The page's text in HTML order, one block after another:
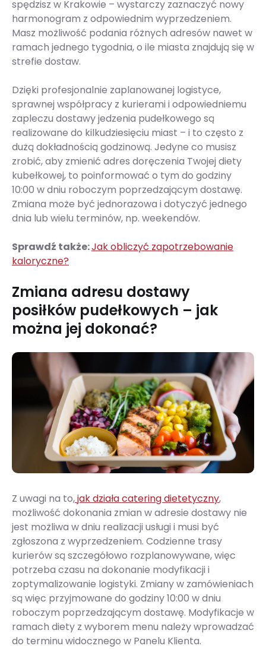
spędzisz w Krakowie – wystarczy zaznaczyć nowy
harmonogram z odpowiednim wyprzedzeniem.
Masz możliwość podania różnych adresów nawet w
ramach jednego tygodnia, o ile miasta znajdują się w
strefie dostaw.
Dzięki profesjonalnie zaplanowanej logistyce,
sprawnej współpracy z kurierami i odpowiedniemu
zapleczu dostawy jedzenia pudełkowego są
realizowane do kilkudziesięciu miast – i to często z
dużą dokładnością godzinową. Jedyne co musisz
zrobić, aby zmienić adres doręczenia Twojej diety
kubełkowej, to poinformować o tym do godziny
10:00 w dniu roboczym poprzedzającym dostawę.
Zmiana może być jednorazowa i dotyczyć jednego
dnia lub wielu terminów, np. weekendów.
Sprawdź także:Jak obliczyć zapotrzebowanie
kaloryczne?
Zmiana adresu dostawy
posiłków pudełkowych – jak
można jej dokonać?
Z uwagi na to,jak działa catering dietetyczny,
możliwość dokonania zmian w adresie dostawy nie
jest możliwa w dniu realizacji usługi i musi być
zgłoszona z wyprzedzeniem. Codzienne trasy
kurierów są szczegółowo rozplanowywane, więc
potrzeba czasu na dokonanie modyfikacji i
zoptymalizowanie logistyki. Zmiany w zamówieniach
są więc przyjmowane do godziny 10:00 w dniu
roboczym poprzedzającym dostawę. Modyfikacje w
ramach diety z wyborem menu należy wprowadzać
do terminu widocznego w Panelu Klienta.